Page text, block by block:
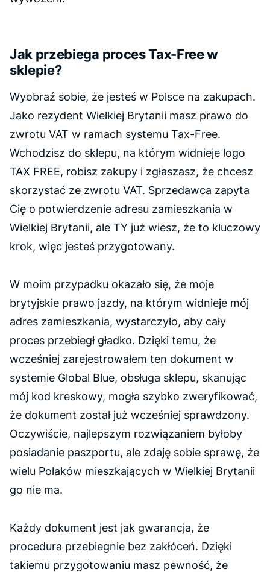
Jak przebiega proces Tax-Free w
sklepie?
Wyobraź sobie, że jesteś w Polsce na zakupach.
Jako rezydent Wielkiej Brytanii masz prawo do
zwrotu VAT w ramach systemu Tax-Free.
Wchodzisz do sklepu, na którym widnieje logo
TAX FREE, robisz zakupy i zgłaszasz, że chcesz
skorzystać ze zwrotu VAT. Sprzedawca zapyta
Cię o potwierdzenie adresu zamieszkania w
Wielkiej Brytanii, ale TY już wiesz, że to kluczowy
krok, więc jesteś przygotowany.
W moim przypadku okazało się, że moje
brytyjskie prawo jazdy, na którym widnieje mój
adres zamieszkania, wystarczyło, aby cały
proces przebiegł gładko. Dzięki temu, że
wcześniej zarejestrowałem ten dokument w
systemie Global Blue, obsługa sklepu, skanując
mój kod kreskowy, mogła szybko zweryfikować,
że dokument został już wcześniej sprawdzony.
Oczywiście, najlepszym rozwiązaniem byłoby
posiadanie paszportu, ale zdaję sobie sprawę, że
wielu Polaków mieszkających w Wielkiej Brytanii
go nie ma.
Każdy dokument jest jak gwarancja, że
procedura przebiegnie bez zakłóceń. Dzięki
takiemu przygotowaniu masz pewność, że